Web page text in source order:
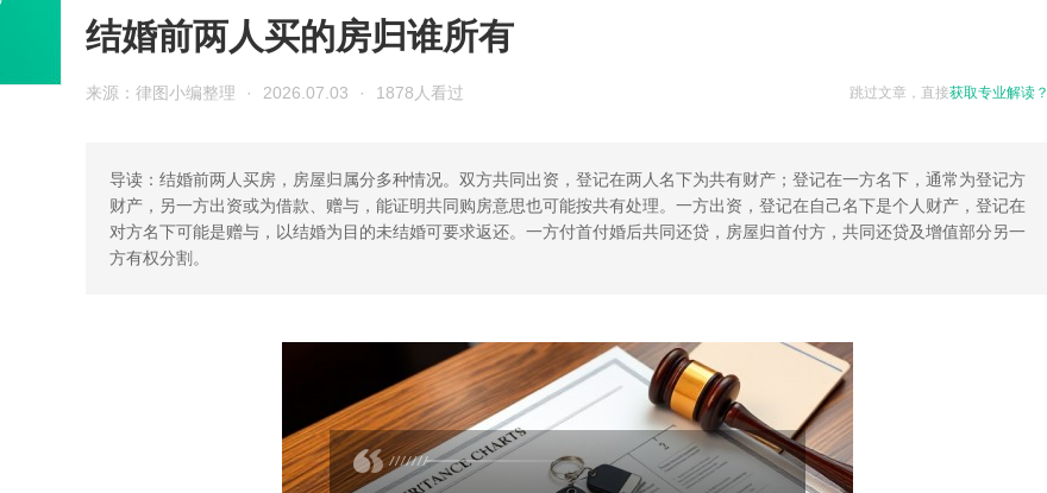
结婚前两人买的房归谁所有
跳过文章，直接获取专业解读？
来源：律图小编整理 · 2026.07.03 · 1878人看过
导读：结婚前两人买房，房屋归属分多种情况。双方共同出资，登记在两人名下为共有财产；登记在一方名下，通常为登记方
财产，另一方出资或为借款、赠与，能证明共同购房意思也可能按共有处理。一方出资，登记在自己名下是个人财产，登记在
对方名下可能是赠与，以结婚为目的未结婚可要求返还。一方付首付婚后共同还贷，房屋归首付方，共同还贷及增值部分另一
方有权分割。